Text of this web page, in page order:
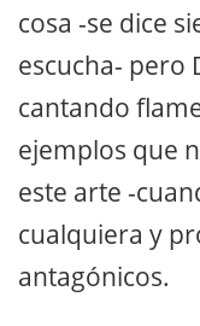
cosa -se dice
escucha- pero
cantando
ejemplos que
este arte -
cualquiera y
antagónicos.